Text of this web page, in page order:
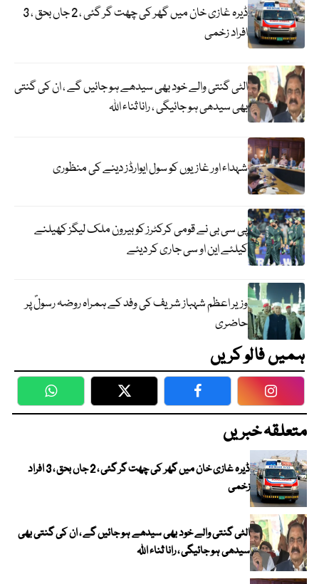
ڈیرہ غازی خان میں گھر کی چھت گر گئی ، 2 جاں بحق ، 3
افراد زخمی
الٹی گنتی والے خود بھی سیدھے ہو جائیں گے ، ان کی گنتی
بھی سیدھی ہو جائیگی ، رانا ثناء اللہ
شہداء اور غازیوں کو سول ایوارڈز دینے کی منظوری
پی سی بی نے قومی کرکٹرز کو بیرون ملک لیگز کھیلنے
کیلئے این او سی جاری کر دیئے
وزیر اعظم شہباز شریف کی وفد کے ہمراہ روضہ رسولؐ پر
حاضری
ہمیں فالو کریں
WhatsApp Twitter Facebook
متعلقہ خبریں
ڈیرہ غازی خان میں گھر کی چھت گر گئی ، 2 جاں بحق ، 3 افراد
زخمی
الٹی گنتی والے خود بھی سیدھے ہو جائیں گے ، ان کی گنتی بھی
سیدھی ہو جائیگی ، رانا ثناء اللہ